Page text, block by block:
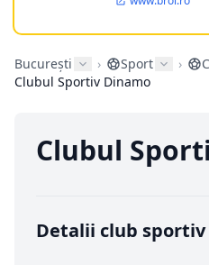
București › Sport ›
Clubul Sportiv Dinamo
Clubul
Detalii club sportiv